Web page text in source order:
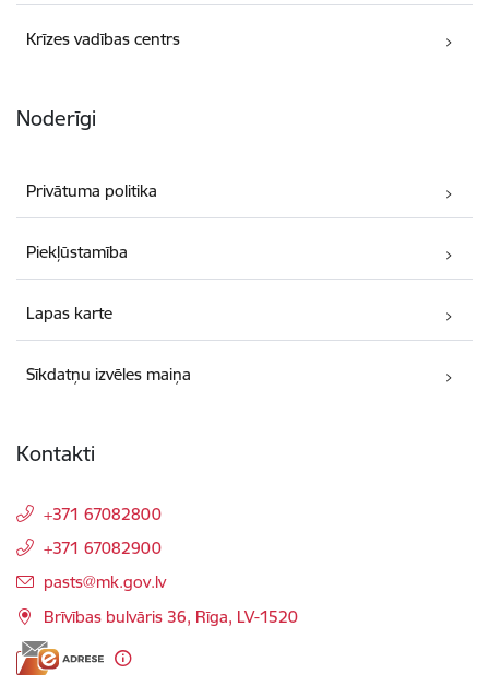
Krīzes vadības centrs
Noderīgi
Privātuma politika
Piekļūstamība
Lapas karte
Sīkdatņu izvēles maiņa
Kontakti
+371 67082800
+371 67082900
E-pasts:
pasts@mk.gov.lv
Brīvības bulvāris 36, Rīga, LV-1520